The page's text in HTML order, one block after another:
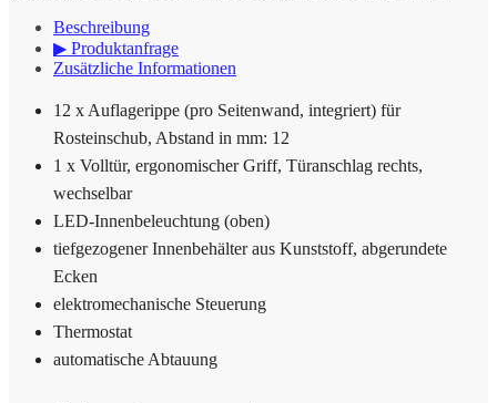
Beschreibung
▶ Produktanfrage
Zusätzliche Informationen
12 x Auflagerippe (pro Seitenwand, integriert) für
Rosteinschub, Abstand in mm: 12
1 x Volltür, ergonomischer Griff, Türanschlag rechts,
wechselbar
LED-Innenbeleuchtung (oben)
tiefgezogener Innenbehälter aus Kunststoff, abgerundete
Ecken
elektromechanische Steuerung
Thermostat
automatische Abtauung